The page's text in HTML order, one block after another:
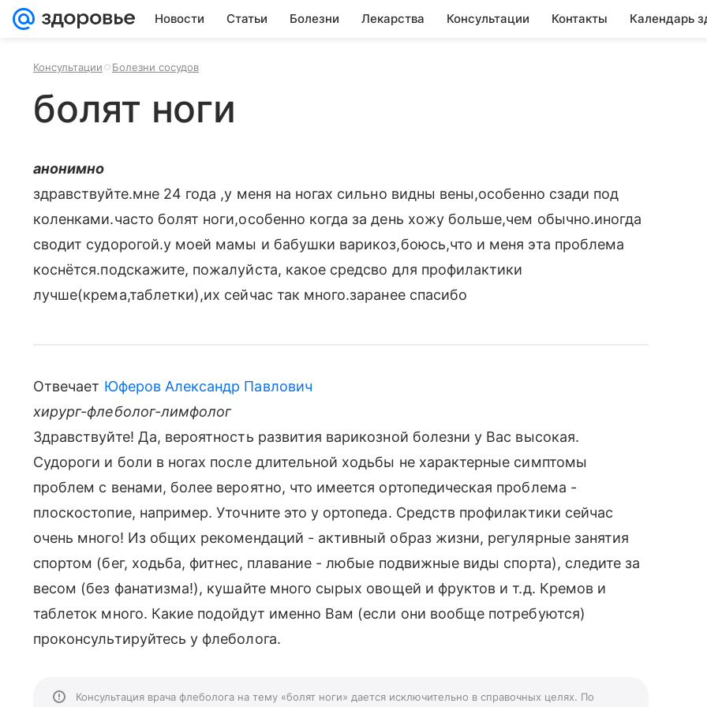
Новости Статьи Болезни Лекарства Консультации Контакты Календарь
Консультации Болезни сосудов
болят ноги
анонимно
здравствуйте.мне 24 года ,у меня на ногах сильно видны вены,особенно сзади под
коленками.часто болят ноги,особенно когда за день хожу больше,чем обычно.иногда
сводит судорогой.у моей мамы и бабушки варикоз,боюсь,что и меня эта проблема
коснётся.подскажите, пожалуйста, какое средсво для профилактики
лучше(крема,таблетки),их сейчас так много.заранее спасибо
Отвечает Юферов Александр Павлович
хирург-флеболог-лимфолог
Здравствуйте! Да, вероятность развития варикозной болезни у Вас высокая.
Судороги и боли в ногах после длительной ходьбы не характерные симптомы
проблем с венами, более вероятно, что имеется ортопедическая проблема -
плоскостопие, например. Уточните это у ортопеда. Средств профилактики сейчас
очень много! Из общих рекомендаций - активный образ жизни, регулярные занятия
спортом (бег, ходьба, фитнес, плавание - любые подвижные виды спорта), следите за
весом (без фанатизма!), кушайте много сырых овощей и фруктов и т.д. Кремов и
таблеток много. Какие подойдут именно Вам (если они вообще потребуются)
проконсультируйтесь у флеболога.
Консультация врача флеболога на тему «болят ноги» дается исключительно в справочных целях. По